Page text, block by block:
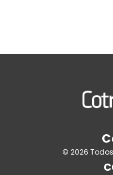
© 2026